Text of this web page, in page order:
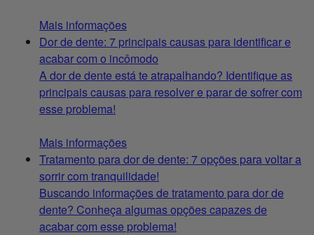
Mais informações
Dor de dente: 7 principais causas para identificar e
acabar com o incômodo
A dor de dente está te atrapalhando? Identifique as
principais causas para resolver e parar de sofrer com
esse problema!
Mais informações
Tratamento para dor de dente: 7 opções para voltar a
sorrir com tranquilidade!
Buscando informações de tratamento para dor de
dente? Conheça algumas opções capazes de
acabar com esse problema!